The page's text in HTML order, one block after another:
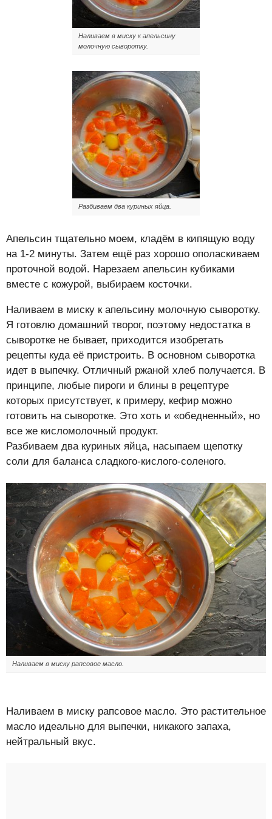
Наливаем в миску к апельсину
молочную сыворотку.
Разбиваем два куриных яйца.
Апельсин тщательно моем, кладём в кипящую воду
на 1-2 минуты. Затем ещё раз хорошо ополаскиваем
проточной водой. Нарезаем апельсин кубиками
вместе с кожурой, выбираем косточки.
Наливаем в миску к апельсину молочную сыворотку.
Я готовлю домашний творог, поэтому недостатка в
сыворотке не бывает, приходится изобретать
рецепты куда её пристроить. В основном сыворотка
идет в выпечку. Отличный ржаной хлеб получается. В
принципе, любые пироги и блины в рецептуре
которых присутствует, к примеру, кефир можно
готовить на сыворотке. Это хоть и «обедненный», но
все же кисломолочный продукт.
Разбиваем два куриных яйца, насыпаем щепотку
соли для баланса сладкого-кислого-соленого.
Наливаем в миску рапсовое масло.
Наливаем в миску рапсовое масло. Это растительное
масло идеально для выпечки, никакого запаха,
нейтральный вкус.